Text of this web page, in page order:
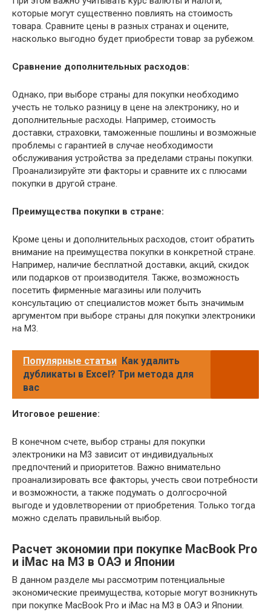
которые могут существенно повлиять на стоимость
товара. Сравните цены в разных странах и оцените,
насколько выгодно будет приобрести товар за рубежом.
Сравнение дополнительных расходов:
Однако, при выборе страны для покупки необходимо
учесть не только разницу в цене на электронику, но и
дополнительные расходы. Например, стоимость
доставки, страховки, таможенные пошлины и возможные
проблемы с гарантией в случае необходимости
обслуживания устройства за пределами страны покупки.
Проанализируйте эти факторы и сравните их с плюсами
покупки в другой стране.
Преимущества покупки в стране:
Кроме цены и дополнительных расходов, стоит обратить
внимание на преимущества покупки в конкретной стране.
Например, наличие бесплатной доставки, акций, скидок
или подарков от производителя. Также, возможность
посетить фирменные магазины или получить
консультацию от специалистов может быть значимым
аргументом при выборе страны для покупки электроники
на M3.
Популярные статьи Как удалить
дубликаты в Excel? Три метода для
вас
Итоговое решение:
В конечном счете, выбор страны для покупки
электроники на M3 зависит от индивидуальных
предпочтений и приоритетов. Важно внимательно
проанализировать все факторы, учесть свои потребности
и возможности, а также подумать о долгосрочной
выгоде и удовлетворении от приобретения. Только тогда
можно сделать правильный выбор.
Расчет экономии при покупке MacBook Pro
и iMac на M3 в ОАЭ и Японии
В данном разделе мы рассмотрим потенциальные
экономические преимущества, которые могут возникнуть
при покупке MacBook Pro и iMac на M3 в ОАЭ и Японии.